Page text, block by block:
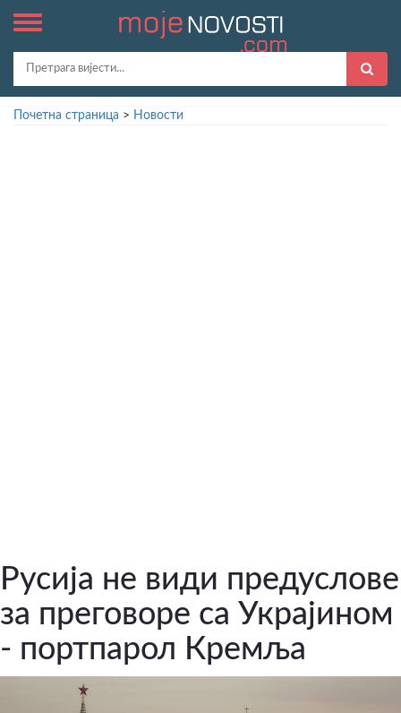
Почетна страница > Новости
Русија не види предуслове
за преговоре са Украјином
- портпарол Кремља